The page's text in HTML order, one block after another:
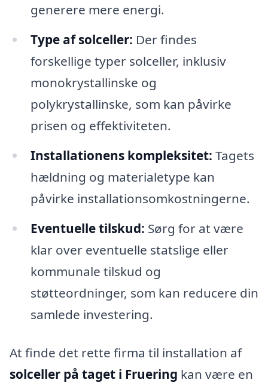
generere mere energi.
Type af solceller: Der findes
forskellige typer solceller, inklusiv
monokrystallinske og
polykrystallinske, som kan påvirke
prisen og effektiviteten.
Installationens kompleksitet: Tagets
hældning og materialetype kan
påvirke installationsomkostningerne.
Eventuelle tilskud: Sørg for at være
klar over eventuelle statslige eller
kommunale tilskud og
støtteordninger, som kan reducere din
samlede investering.
At finde det rette firma til installation af
solceller på taget i Fruering kan være en